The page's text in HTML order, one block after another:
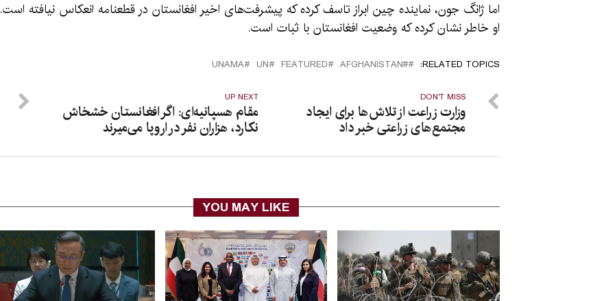
اما ژانگ جون، نماینده چین ابراز تاسف کرده که پیشرفت‌های اخیر افغانستان در قطعنامه انعکاس نیافته است.
او خاطر نشان کرده که وضعیت افغانستان با ثبات است.
RELATED TOPICS: #َAFGHANISTAN FEATURED
UN
UNAMA
UP NEXT
مقام هسپانیه‌ای: اگر افغانستان خشخاش
نکارد، هزاران نفر در اروپا می‌میرند
DON'T MISS
وزارت زراعت از تلاش‌ها برای ایجاد
مجتمع‌های زراعتی خبر داد
YOU MAY LIKE